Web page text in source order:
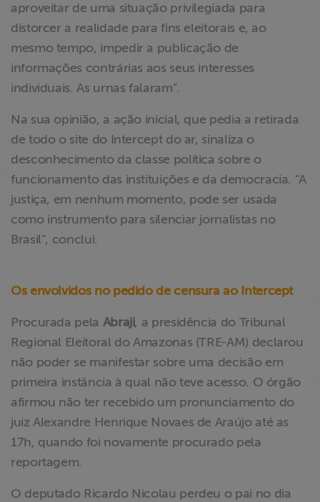
aproveitar de uma situação privilegiada para
distorcer a realidade para fins eleitorais e, ao
mesmo tempo, impedir a publicação de
informações contrárias aos seus interesses
individuais. As urnas falaram”.
Na sua opinião, a ação inicial, que pedia a retirada
de todo o site do Intercept do ar, sinaliza o
desconhecimento da classe política sobre o
funcionamento das instituições e da democracia. “A
justiça, em nenhum momento, pode ser usada
como instrumento para silenciar jornalistas no
Brasil”, conclui.
Os envolvidos no pedido de censura ao Intercept
Procurada pela Abraji, a presidência do Tribunal
Regional Eleitoral do Amazonas (TRE-AM) declarou
não poder se manifestar sobre uma decisão em
primeira instância à qual não teve acesso. O órgão
afirmou não ter recebido um pronunciamento do
juiz Alexandre Henrique Novaes de Araújo até as
17h, quando foi novamente procurado pela
reportagem.
O deputado Ricardo Nicolau perdeu o pai no dia